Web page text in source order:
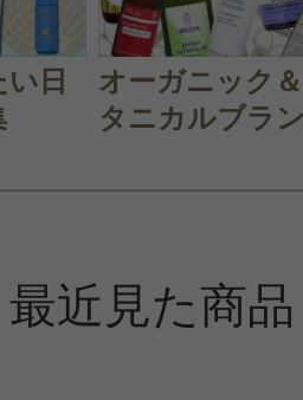
日
オーガニック
タニカルブラ
最近見た商品